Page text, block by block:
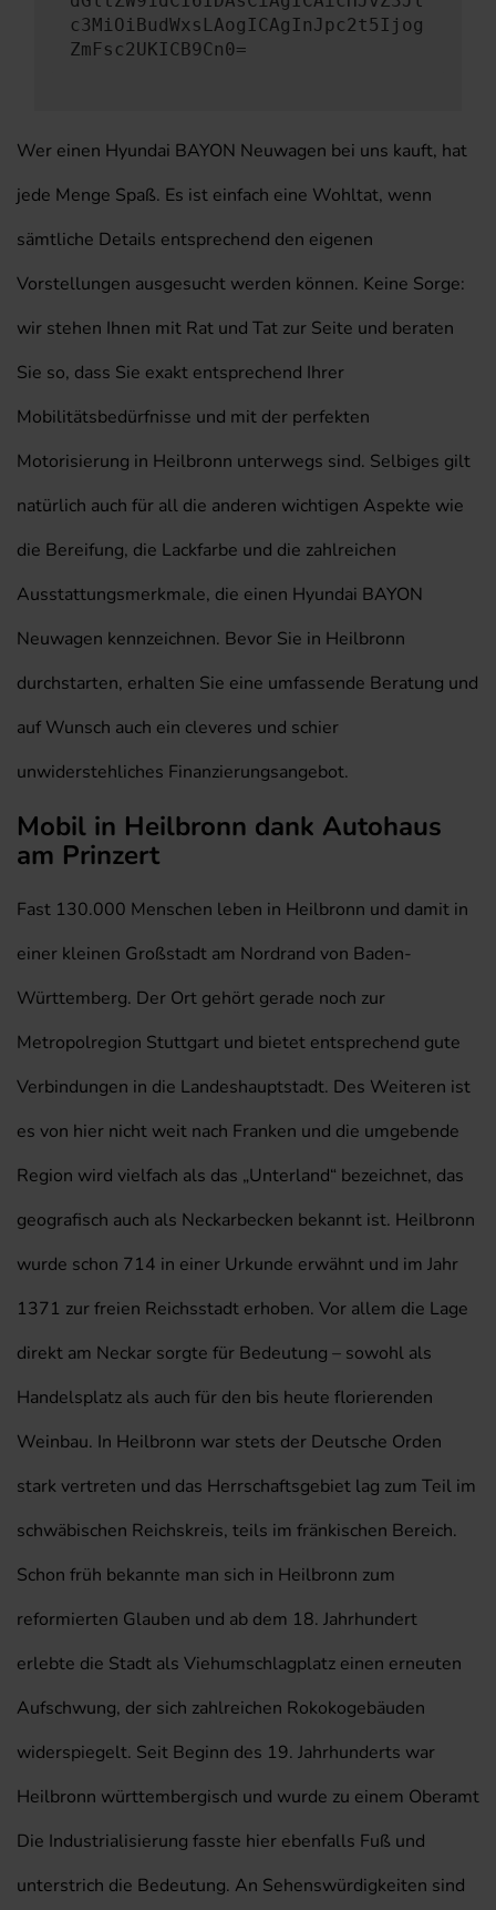
c3MiOiBudWxsLAogICAgInJpc2t5Ijog
ZmFsc2UKICB9Cn0=
Wer einen Hyundai BAYON Neuwagen bei uns kauft, hat
jede Menge Spaß. Es ist einfach eine Wohltat, wenn
sämtliche Details entsprechend den eigenen
Vorstellungen ausgesucht werden können. Keine Sorge:
wir stehen Ihnen mit Rat und Tat zur Seite und beraten
Sie so, dass Sie exakt entsprechend Ihrer
Mobilitätsbedürfnisse und mit der perfekten
Motorisierung in Heilbronn unterwegs sind. Selbiges gilt
natürlich auch für all die anderen wichtigen Aspekte wie
die Bereifung, die Lackfarbe und die zahlreichen
Ausstattungsmerkmale, die einen Hyundai BAYON
Neuwagen kennzeichnen. Bevor Sie in Heilbronn
durchstarten, erhalten Sie eine umfassende Beratung und
auf Wunsch auch ein cleveres und schier
unwiderstehliches Finanzierungsangebot.
Mobil in Heilbronn dank Autohaus
am Prinzert
Fast 130.000 Menschen leben in Heilbronn und damit in
einer kleinen Großstadt am Nordrand von Baden-
Württemberg. Der Ort gehört gerade noch zur
Metropolregion Stuttgart und bietet entsprechend gute
Verbindungen in die Landeshauptstadt. Des Weiteren ist
es von hier nicht weit nach Franken und die umgebende
Region wird vielfach als das „Unterland“ bezeichnet, das
geografisch auch als Neckarbecken bekannt ist. Heilbronn
wurde schon 714 in einer Urkunde erwähnt und im Jahr
1371 zur freien Reichsstadt erhoben. Vor allem die Lage
direkt am Neckar sorgte für Bedeutung – sowohl als
Handelsplatz als auch für den bis heute florierenden
Weinbau. In Heilbronn war stets der Deutsche Orden
stark vertreten und das Herrschaftsgebiet lag zum Teil im
schwäbischen Reichskreis, teils im fränkischen Bereich.
Schon früh bekannte man sich in Heilbronn zum
reformierten Glauben und ab dem 18. Jahrhundert
erlebte die Stadt als Viehumschlagplatz einen erneuten
Aufschwung, der sich zahlreichen Rokokogebäuden
widerspiegelt. Seit Beginn des 19. Jahrhunderts war
Heilbronn württembergisch und wurde zu einem Oberamt
Die Industrialisierung fasste hier ebenfalls Fuß und
unterstrich die Bedeutung. An Sehenswürdigkeiten sind